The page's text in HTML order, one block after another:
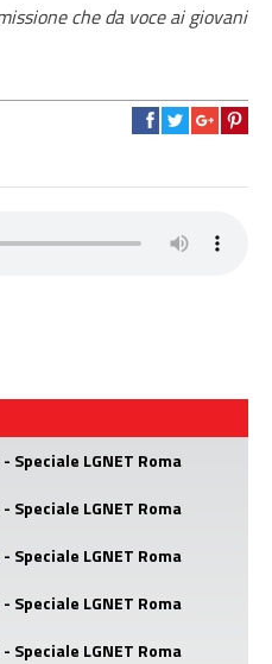
che da voce ai giovani
Speciale LGNET Roma
Speciale LGNET Roma
Speciale LGNET Roma
Speciale LGNET Roma
Speciale LGNET Roma